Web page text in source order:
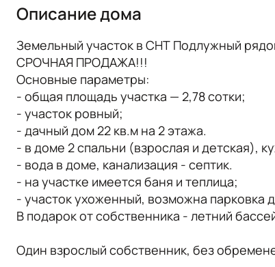
Описание дома
Земельный учaсток в СНТ Подлужный
СРОЧНАЯ ПРОДАЖА!!!
Основные параметры:
- общая площадь участка — 2,78 сотки;
- участок ровный;
- дачный дом 22 кв.м на 2 этажа.
- в доме 2 спальни (взрослая и детская),
- вода в доме, канализация - септик.
- на участке имеется баня и теплица;
- участок ухоженный, возможна парковка
В подарок от собственника - летний
Один взрослый собственник, без